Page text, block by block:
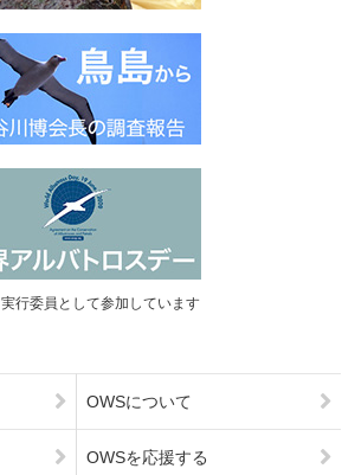
行委員として参加しています
OWSについて
OWSを応援する